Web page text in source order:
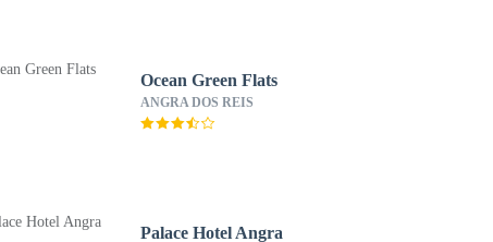
Ocean Green Flats
ANGRA DOS REIS
Palace Hotel Angra